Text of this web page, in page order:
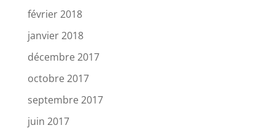
février 2018
janvier 2018
décembre 2017
octobre 2017
septembre 2017
juin 2017